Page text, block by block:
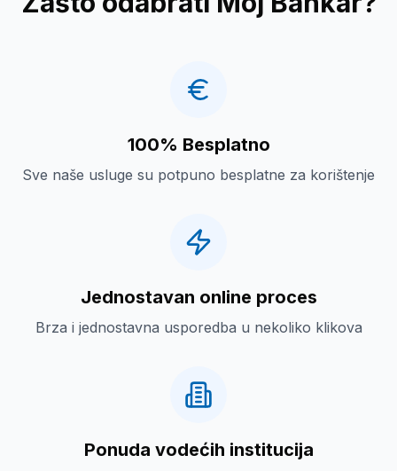
100% Besplatno
Sve naše usluge su potpuno besplatne za korištenje
Jednostavan online proces
Brza i jednostavna usporedba u nekoliko klikova
Ponuda vodećih institucija